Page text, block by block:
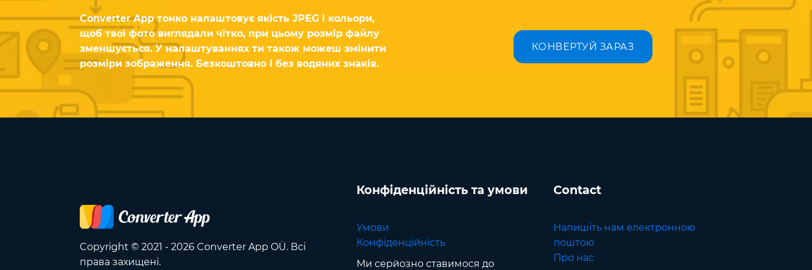
Converter App тонко налаштовує якість JPEG і кольори,
щоб твої фото виглядали чітко, при цьому розмір файлу
зменшується. У налаштуваннях ти також можеш змінити
розміри зображення. Безкоштовно і без водяних знаків.
КОНВЕРТУЙ ЗАРАЗ
Copyright © 2021 - 2026 Converter App OÜ. Всі
права захищені.
Конфіденційність та умови
Умови
Конфіденційність
Ми серйозно ставимося до
Contact
Напишіть нам електронною
поштою
Про нас